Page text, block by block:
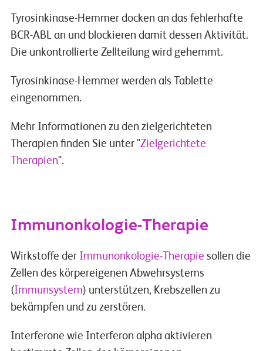
Tyrosinkinase-Hemmer docken an das fehlerhafte
BCR-ABL an und blockieren damit dessen Aktivität.
Die unkontrollierte Zellteilung wird gehemmt.
Tyrosinkinase-Hemmer werden als Tablette
eingenommen.
Mehr Informationen zu den zielgerichteten
Therapien finden Sie unter "Zielgerichtete
Therapien".
Immunonkologie-Therapie
Wirkstoffe der Immunonkologie-Therapie sollen die
Zellen des körpereigenen Abwehrsystems
(Immunsystem) unterstützen, Krebszellen zu
bekämpfen und zu zerstören.
Interferone wie Interferon alpha aktivieren